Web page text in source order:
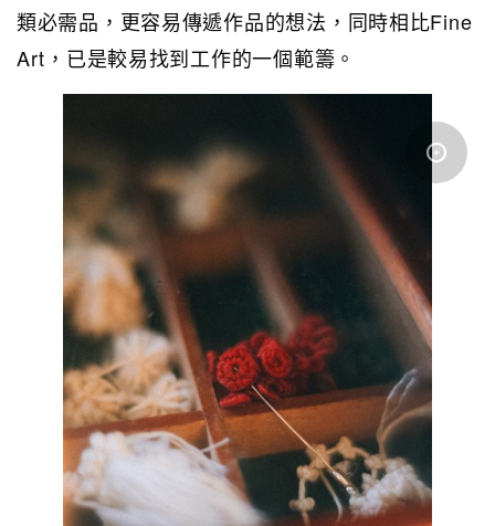
類必需品，更容易傳遞作品的想法，同時相比Fine
Art，已是較易找到工作的一個範籌。